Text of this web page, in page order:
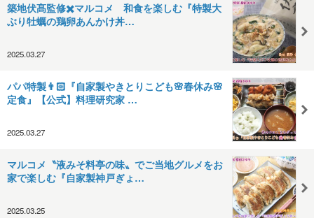
築地伏髙監修✖️マルコメ 和食を楽しむ『特製大
ぶり牡蠣の鶏卵あんかけ丼…
2025.03.27
パパ特製👨🏻『自家製やきとりこども🌸春休み🌸
定食』【公式】料理研究家 …
2025.03.27
マルコメ〝液みそ料亭の味〟でご当地グルメをお
家で楽しむ『自家製神戸ぎょ…
2025.03.25